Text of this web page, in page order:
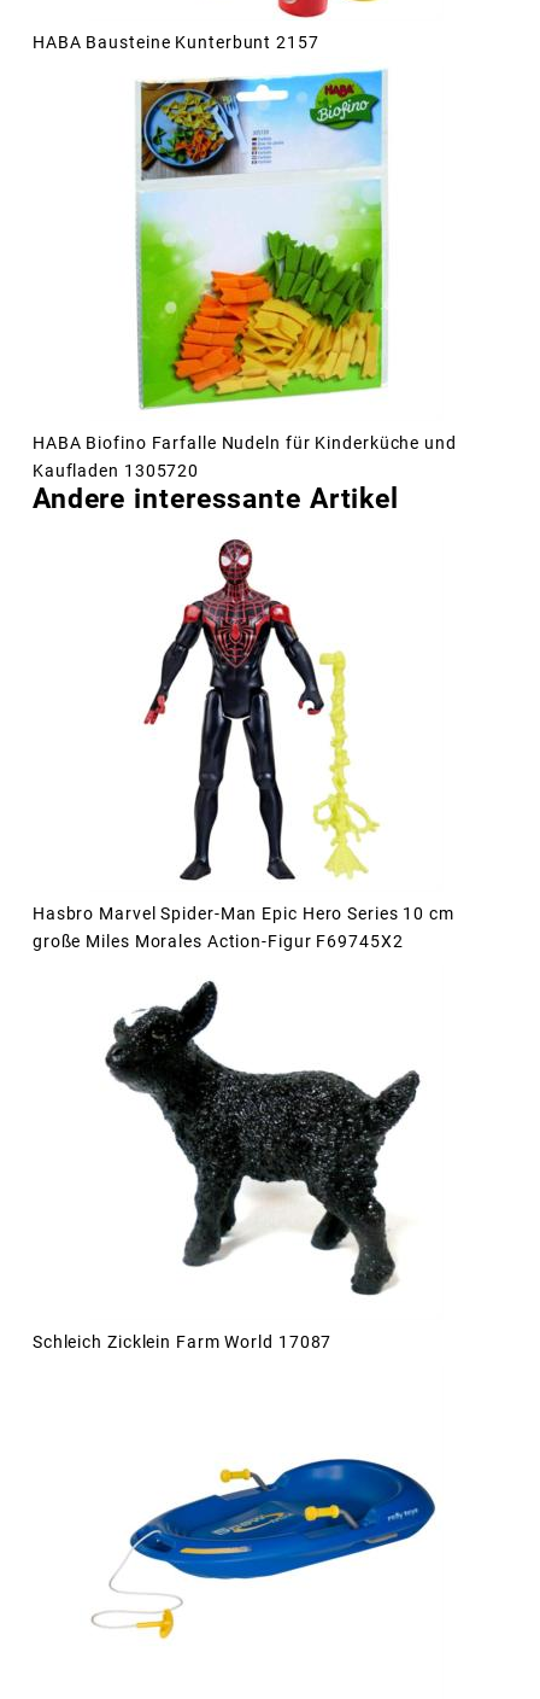
HABA Bausteine Kunterbunt 2157
HABA Biofino Farfalle Nudeln für Kinderküche und
Kaufladen 1305720
Andere interessante Artikel
Hasbro Marvel Spider-Man Epic Hero Series 10 cm
große Miles Morales Action-Figur F69745X2
Schleich Zicklein Farm World 17087